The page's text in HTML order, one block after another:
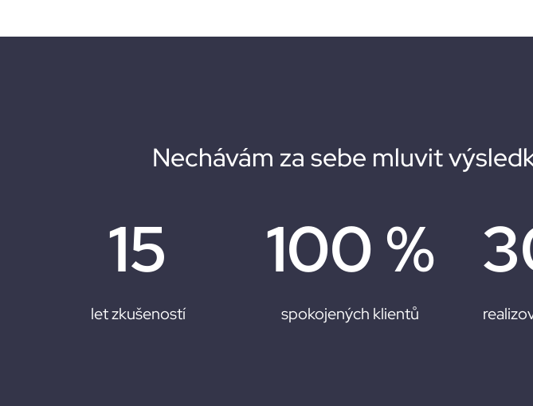
Nechávám za sebe mluvit
15
let zkušeností
100 %
spokojených klientů